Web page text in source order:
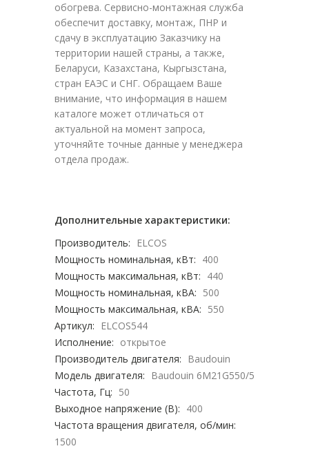
обогрева. Сервисно-монтажная служба
обеспечит доставку, монтаж, ПНР и
сдачу в эксплуатацию Заказчику на
территории нашей страны, а также,
Беларуси, Казахстана, Кыргызстана,
стран ЕАЭС и СНГ. Обращаем Ваше
внимание, что информация в нашем
каталоге может отличаться от
актуальной на момент запроса,
уточняйте точные данные у менеджера
отдела продаж.
Дополнительные характеристики:
Производитель:
ELCOS
Мощность номинальная, кВт: 400
Мощность максимальная, кВт: 440
Мощность номинальная, кВА: 500
Мощность максимальная, кВА: 550
Артикул:
ELCOS544
Исполнение: открытое
Производитель двигателя:
Baudouin
Модель двигателя:
Baudouin 6M21G550/5
Частота, Гц: 50
Выходное напряжение (В): 400
Частота вращения двигателя, об/мин:
1500